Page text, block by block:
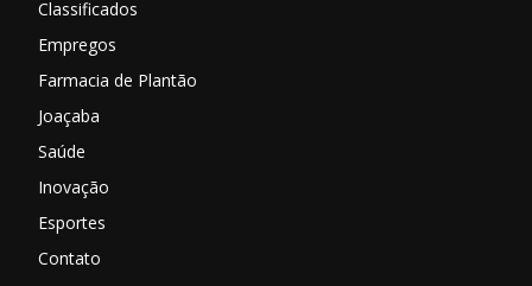
Classificados
Empregos
Farmacia de Plantão
Joaçaba
Saúde
Inovação
Esportes
Contato